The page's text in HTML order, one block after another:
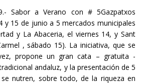
Sabor a Verano con # 5Gazpatxos
y 15 de junio a 5 mercados municipales
y La Abaceria, el viernes 14, y Sant
, sábado 15). La iniciativa, que se
propone un gran cata – gratuita -
andaluz, y la presentación de 5
nutren, sobre todo, de la riqueza en